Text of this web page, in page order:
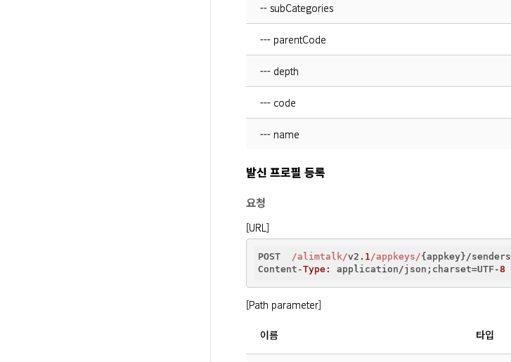
-- subCategories
--- parentCode
--- depth
--- code
--- name
발신 프로필 등록
요청
[URL]
POST /alimtalk/v2 .1/appkeys/{appkey}/senders
Content-Type: application/json;charset=UTF-8
[Path parameter]
이름 타입